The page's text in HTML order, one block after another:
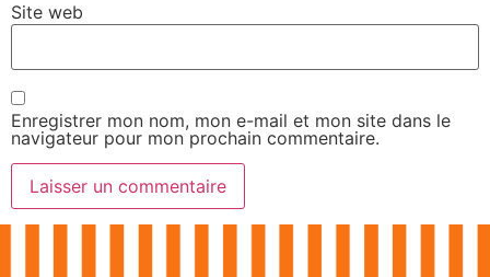
Site web
Enregistrer mon nom, mon e-mail et mon site dans le
navigateur pour mon prochain commentaire.